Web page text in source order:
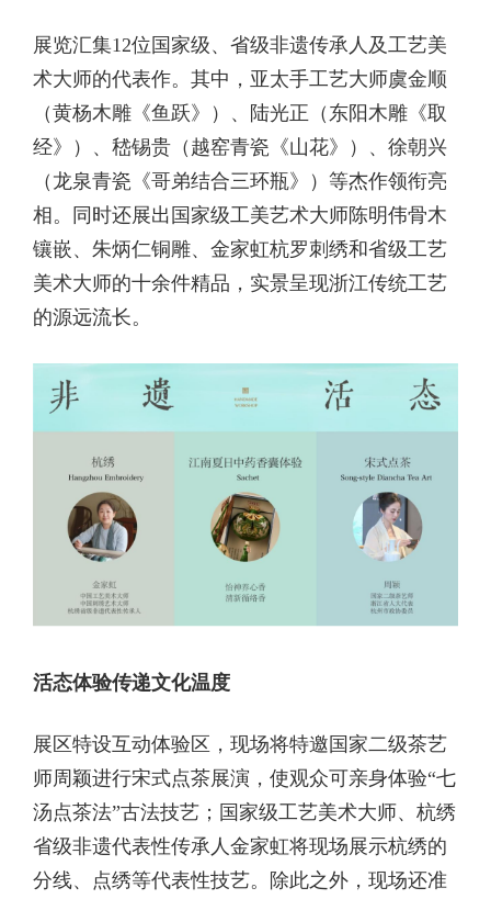
展览汇集12位国家级、省级非遗传承人及工艺美
术大师的代表作。其中，亚太手工艺大师虞金顺
（黄杨木雕《鱼跃》）、陆光正（东阳木雕《取
经》）、嵇锡贵（越窑青瓷《山花》）、徐朝兴
（龙泉青瓷《哥弟结合三环瓶》）等杰作领衔亮
相。同时还展出国家级工美艺术大师陈明伟骨木
镶嵌、朱炳仁铜雕、金家虹杭罗刺绣和省级工艺
美术大师的十余件精品，实景呈现浙江传统工艺
的源远流长。
活态体验传递文化温度
展区特设互动体验区，现场将特邀国家二级茶艺
师周颖进行宋式点茶展演，使观众可亲身体验“七
汤点茶法”古法技艺；国家级工艺美术大师、杭绣
省级非遗代表性传承人金家虹将现场展示杭绣的
分线、点绣等代表性技艺。除此之外，现场还准